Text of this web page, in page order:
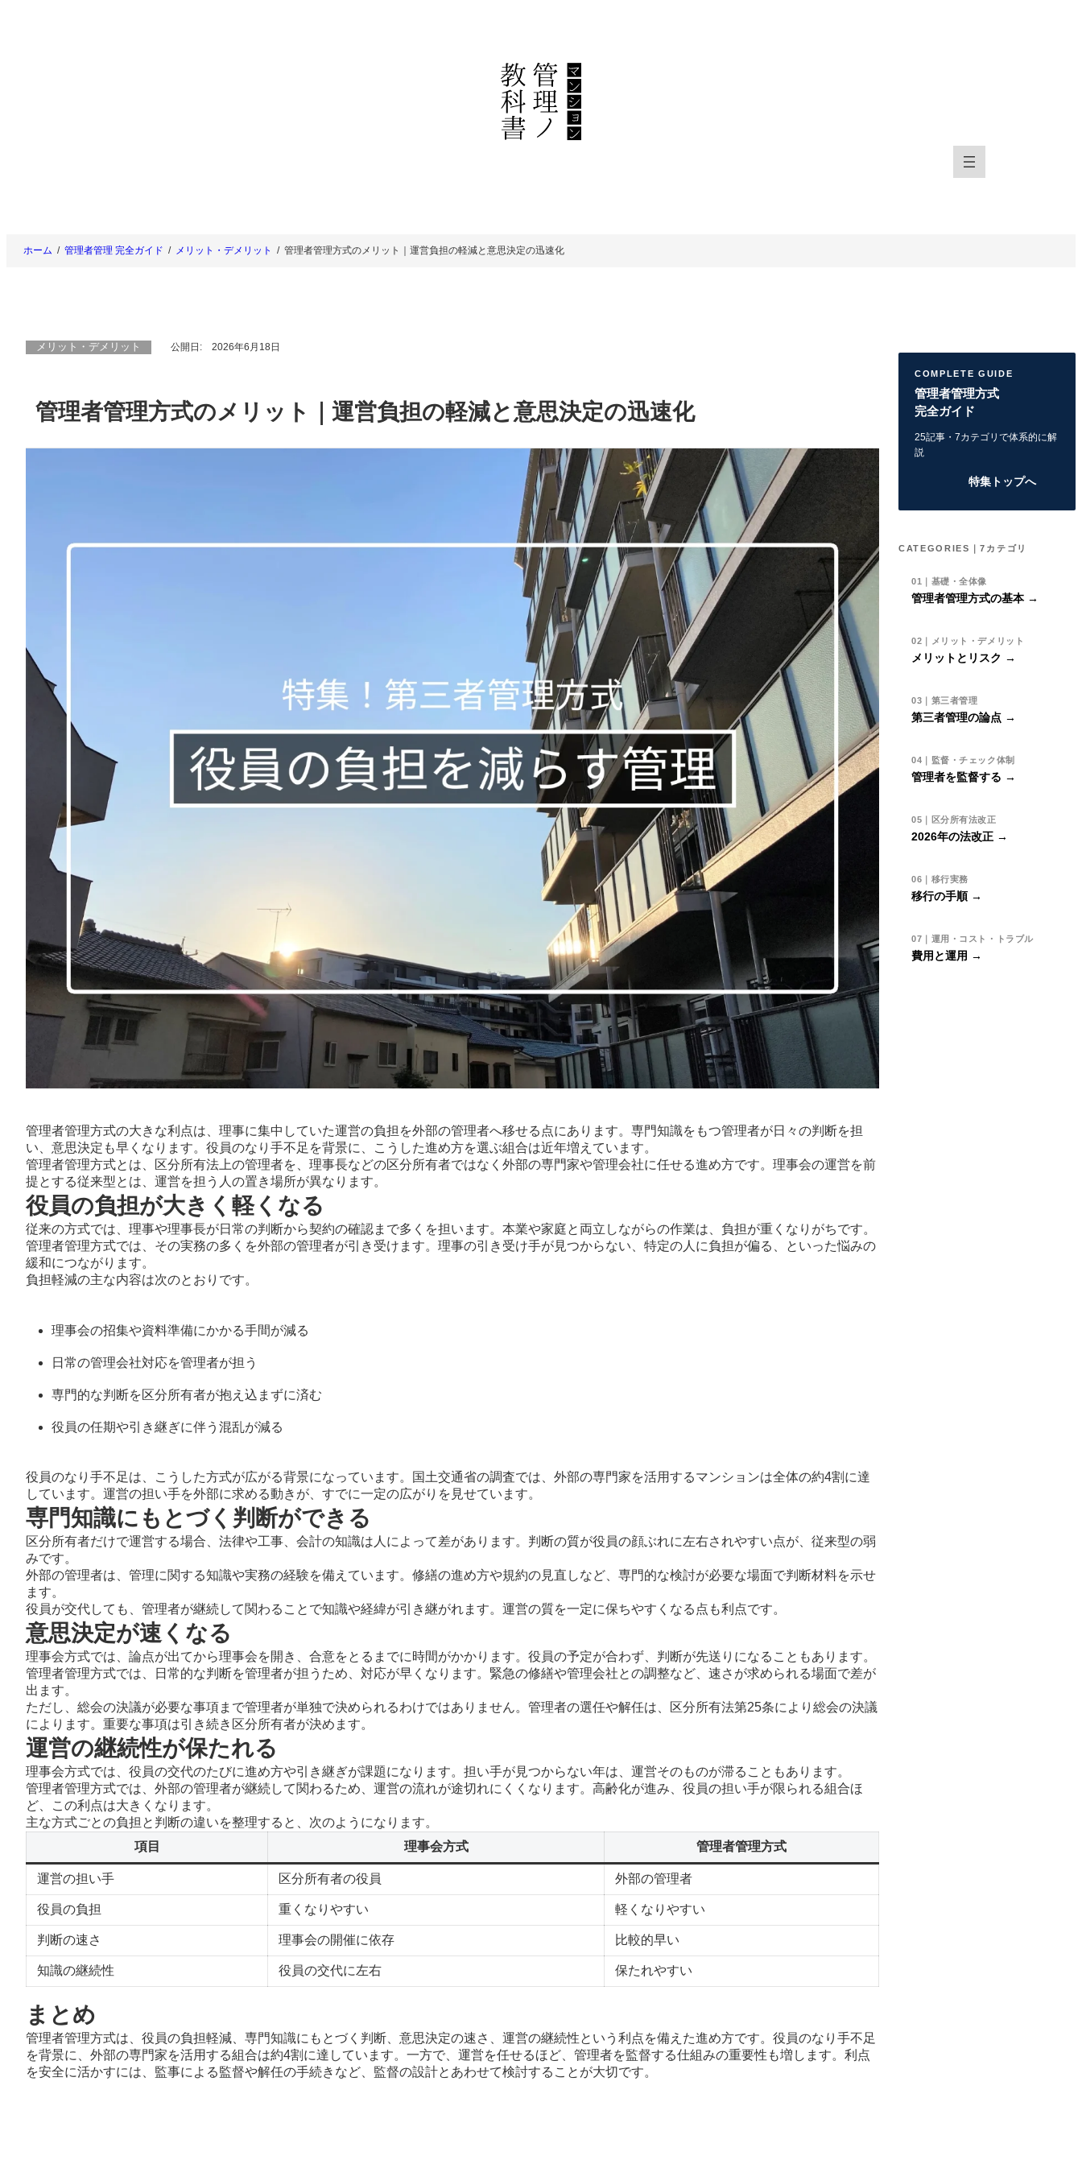
ホーム 管理者管理 完全ガイド メリット・デメリット 管理者管理方式のメリット｜運営負担の軽減と意思決定の迅速化
メリット・デメリット 公開日: 2026年6月18日
管理者管理方式のメリット｜運営負担の軽減と意思決定の迅速化
管理者管理方式の大きな利点は、理事に集中していた運営の負担を外部の管理者へ移せる点にあります。専門知識をもつ管理者が日々の判断を担
い、意思決定も早くなります。役員のなり手不足を背景に、こうした進め方を選ぶ組合は近年増えています。
管理者管理方式とは、区分所有法上の管理者を、理事長などの区分所有者ではなく外部の専門家や管理会社に任せる進め方です。理事会の運営を前
提とする従来型とは、運営を担う人の置き場所が異なります。
役員の負担が大きく軽くなる
従来の方式では、理事や理事長が日常の判断から契約の確認まで多くを担います。本業や家庭と両立しながらの作業は、負担が重くなりがちです。
管理者管理方式では、その実務の多くを外部の管理者が引き受けます。理事の引き受け手が見つからない、特定の人に負担が偏る、といった悩みの
緩和につながります。
負担軽減の主な内容は次のとおりです。
理事会の招集や資料準備にかかる手間が減る
日常の管理会社対応を管理者が担う
専門的な判断を区分所有者が抱え込まずに済む
役員の任期や引き継ぎに伴う混乱が減る
役員のなり手不足は、こうした方式が広がる背景になっています。国土交通省の調査では、外部の専門家を活用するマンションは全体の約4割に達
しています。運営の担い手を外部に求める動きが、すでに一定の広がりを見せています。
専門知識にもとづく判断ができる
区分所有者だけで運営する場合、法律や工事、会計の知識は人によって差があります。判断の質が役員の顔ぶれに左右されやすい点が、従来型の弱
みです。
外部の管理者は、管理に関する知識や実務の経験を備えています。修繕の進め方や規約の見直しなど、専門的な検討が必要な場面で判断材料を示せ
ます。
役員が交代しても、管理者が継続して関わることで知識や経緯が引き継がれます。運営の質を一定に保ちやすくなる点も利点です。
意思決定が速くなる
理事会方式では、論点が出てから理事会を開き、合意をとるまでに時間がかかります。役員の予定が合わず、判断が先送りになることもあります。
管理者管理方式では、日常的な判断を管理者が担うため、対応が早くなります。緊急の修繕や管理会社との調整など、速さが求められる場面で差が
出ます。
ただし、総会の決議が必要な事項まで管理者が単独で決められるわけではありません。管理者の選任や解任は、区分所有法第25条により総会の決議
によります。重要な事項は引き続き区分所有者が決めます。
運営の継続性が保たれる
理事会方式では、役員の交代のたびに進め方や引き継ぎが課題になります。担い手が見つからない年は、運営そのものが滞ることもあります。
管理者管理方式では、外部の管理者が継続して関わるため、運営の流れが途切れにくくなります。高齢化が進み、役員の担い手が限られる組合ほ
ど、この利点は大きくなります。
主な方式ごとの負担と判断の違いを整理すると、次のようになります。
項目
理事会方式 管理者管理方式
運営の担い手 区分所有者の役員 外部の管理者
役員の負担 重くなりやすい 軽くなりやすい
判断の速さ 理事会の開催に依存 比較的早い
知識の継続性 役員の交代に左右 保たれやすい
まとめ
管理者管理方式は、役員の負担軽減、専門知識にもとづく判断、意思決定の速さ、運営の継続性という利点を備えた進め方です。役員のなり手不足
を背景に、外部の専門家を活用する組合は約4割に達しています。一方で、運営を任せるほど、管理者を監督する仕組みの重要性も増します。利点
を安全に活かすには、監事による監督や解任の手続きなど、監督の設計とあわせて検討することが大切です。
COMPLETE GUIDE
管理者管理方式
完全ガイド
25記事・7カテゴリで体系的に解
説
特集トップへ
CATEGORIES｜7カテゴリ
01｜基礎・全体像
管理者管理方式の基本 →
02｜メリット・デメリット
メリットとリスク →
03｜第三者管理
第三者管理の論点 →
04｜監督・チェック体制
管理者を監督する →
05｜区分所有法改正
2026年の法改正 →
06｜移行実務
移行の手順 →
07｜運用・コスト・トラブル
費用と運用 →